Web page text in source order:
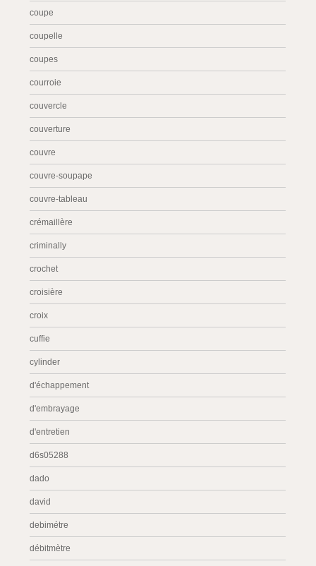
coupe
coupelle
coupes
courroie
couvercle
couverture
couvre
couvre-soupape
couvre-tableau
crémaillère
criminally
crochet
croisière
croix
cuffie
cylinder
d'échappement
d'embrayage
d'entretien
d6s05288
dado
david
debimétre
débitmètre